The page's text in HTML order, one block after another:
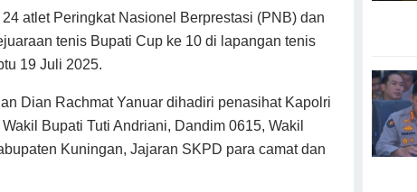
atlet Peringkat Nasionel Berprestasi (PNB) dan
tenis Bupati Cup ke 10 di lapangan tenis
19 Juli 2025.
Dian Rachmat Yanuar dihadiri penasihat Kapolri
Bupati Tuti Andriani, Dandim 0615, Wakil
Kuningan, Jajaran SKPD para camat dan